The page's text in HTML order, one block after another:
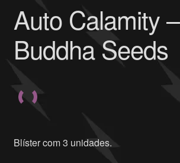
Auto Calamity –
Buddha Seeds
Blíster com 3 unidades.